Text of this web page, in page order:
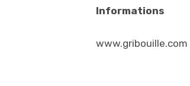
Informations
www.gribouille.com